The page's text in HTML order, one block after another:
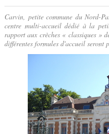
Carvin, petite commune du Nord-
centre multi-accueil dédié à la
rapport aux crèches « classiques »
différentes formules d'accueil seront